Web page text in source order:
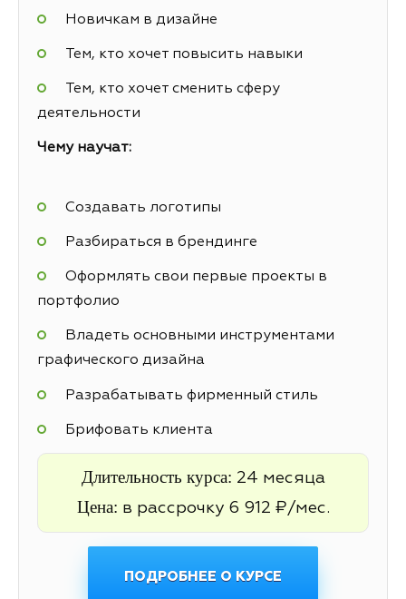
Новичкам в дизайне
Тем, кто хочет повысить навыки
Тем, кто хочет сменить сферу
деятельности
Чему научат:
Создавать логотипы
Разбираться в брендинге
Оформлять свои первые проекты в
портфолио
Владеть основными инструментами
графического дизайна
Разрабатывать фирменный стиль
Брифовать клиента
Длительность курса: 24 месяца
Цена: в рассрочку 6 912 ₽/мес.
ПОДРОБНЕЕ О КУРСЕ